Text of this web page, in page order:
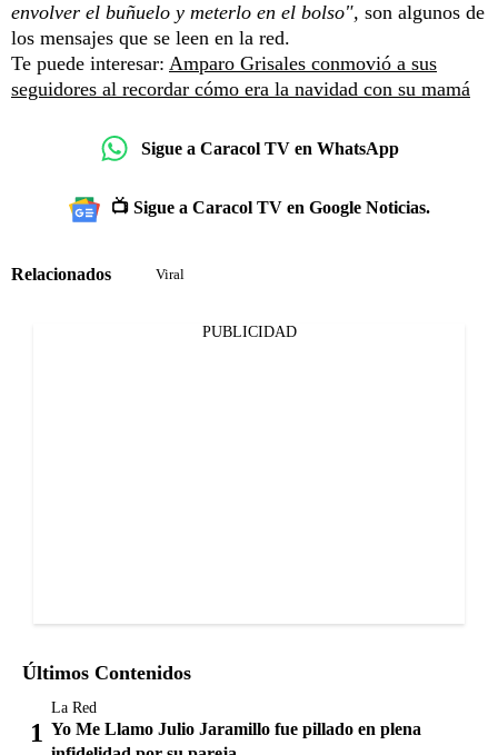
envolver el buñuelo y meterlo en el bolso", son algunos de
los mensajes que se leen en la red.
Te puede interesar: Amparo Grisales conmovió a sus
seguidores al recordar cómo era la navidad con su mamá
Sigue a Caracol TV en WhatsApp
📺 Sigue a Caracol TV en Google Noticias.
Relacionados Viral
PUBLICIDAD
Últimos Contenidos
La Red
Yo Me Llamo Julio Jaramillo fue pillado en plena